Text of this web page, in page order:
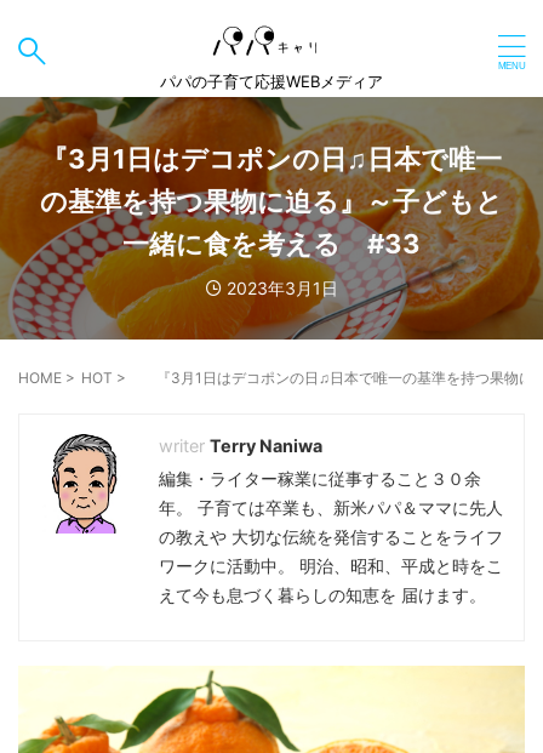
パパの子育て応援WEBメディア
『3月1日はデコポンの日♫日本で唯一
の基準を持つ果物に迫る』～子どもと
一緒に食を考える #33
2023年3月1日
HOME > HOT > 『3月1日はデコポンの日♫日本で唯一の基準を持つ果物
Terry Naniwa
編集・ライター稼業に従事すること３０余
年。 子育ては卒業も、新米パパ＆ママに先人
の教えや 大切な伝統を発信することをライフ
ワークに活動中。 明治、昭和、平成と時をこ
えて今も息づく暮らしの知恵を 届けます。